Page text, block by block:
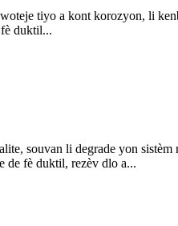
tiyo a kont korozyon, li
duktil...
souvan li degrade yon
de fè duktil, rezèv dlo a...